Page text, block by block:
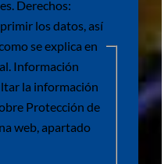
Derechos:
los datos, así
se explica en
Información
la información
Protección de
web, apartado